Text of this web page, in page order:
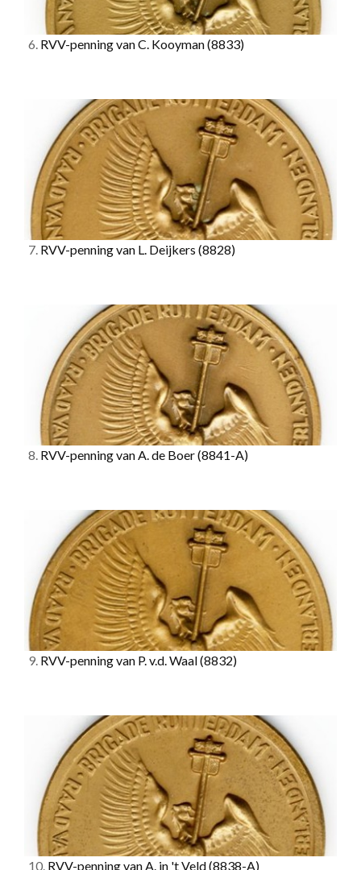
6. RVV-penning van C. Kooyman(8833)
7. RVV-penning van L. Deijkers (8828)
8. RVV-penning van A. de Boer(8841-A)
9. RVV-penning van P. v.d. Waal(8832)
10. RVV-penning van A. in 't Veld(8838-A)